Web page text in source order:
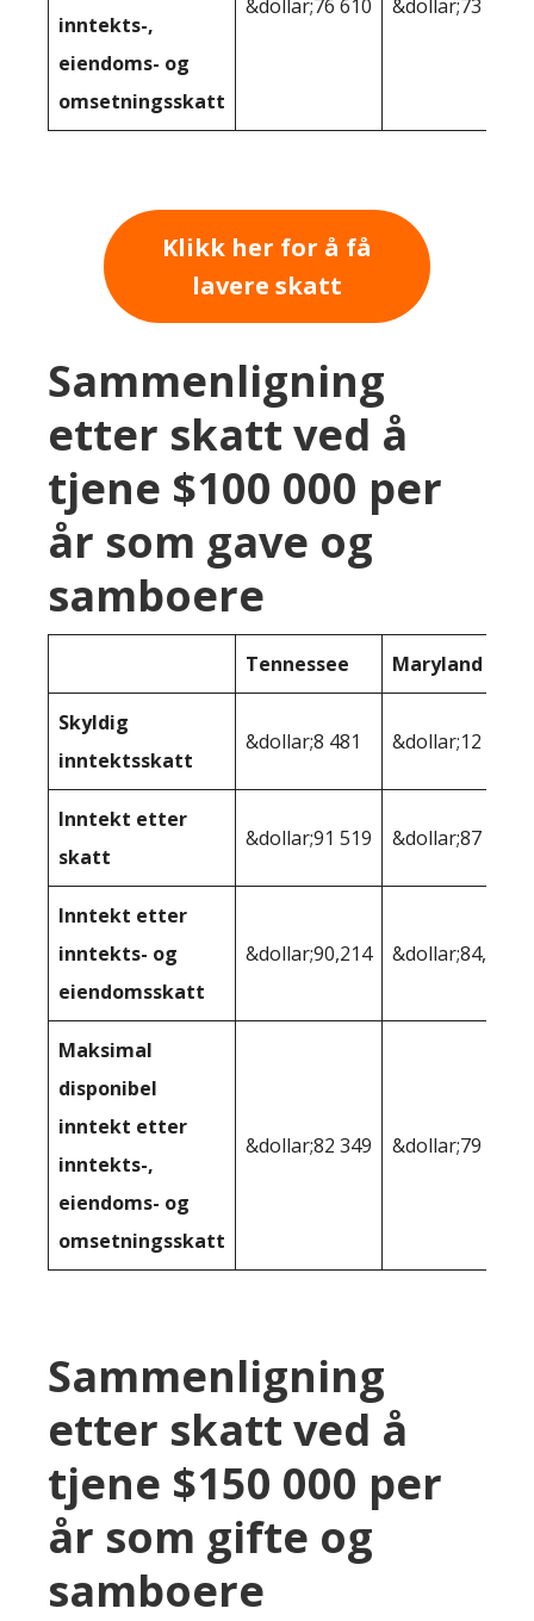
inntekts-,
eiendoms- og
omsetningsskatt
&dollar;76 610 &dollar;73 237
Klikk her for å få
lavere skatt
Sammenligning
etter skatt ved å
tjene $100 000 per
år som gave og
samboere
Tennessee Maryland
Skyldig
inntektsskatt
&dollar;8 481 &dollar;12 651
Inntekt etter
skatt
&dollar;91 519 &dollar;87 349
Inntekt etter
inntekts- og
eiendomsskatt
&dollar;90,214 &dollar;84,183
Maksimal
disponibel
inntekt etter
inntekts-,
eiendoms- og
omsetningsskatt
&dollar;82 349 &dollar;79 417
Sammenligning
etter skatt ved å
tjene $150 000 per
år som gifte og
samboere